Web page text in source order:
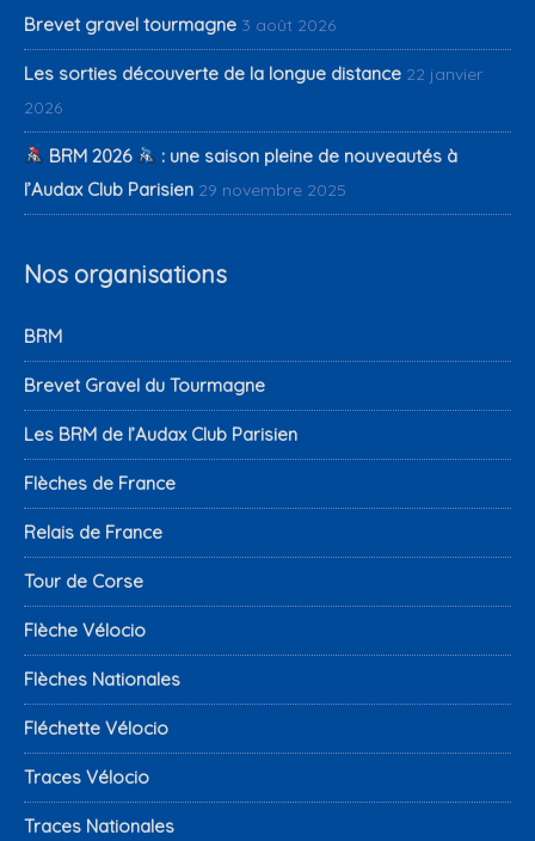
Brevet gravel tourmagne 3 août 2026
Les sorties découverte de la longue distance 22 janvier
2026
BRM 2026
: une saison pleine de nouveautés à
l’Audax Club Parisien 29 novembre 2025
Nos organisations
BRM
Brevet Gravel du Tourmagne
Les BRM de l’Audax Club Parisien
Flèches de France
Relais de France
Tour de Corse
Flèche Vélocio
Flèches Nationales
Fléchette Vélocio
Traces Vélocio
Traces Nationales